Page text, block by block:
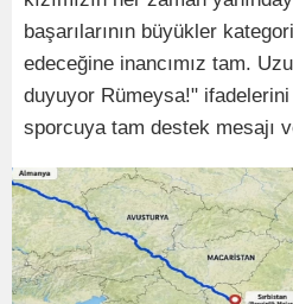
başarılarının büyükler
edeceğine inancımız tam.
duyuyor Rümeysa!"
sporcuya tam destek mesajı